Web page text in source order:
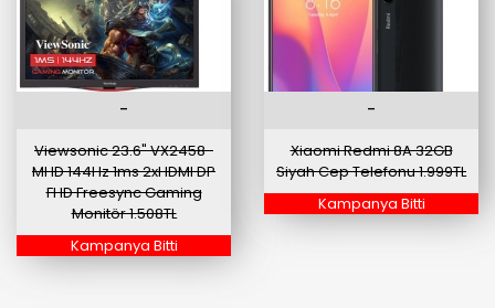
-
Viewsonic 23.6" VX2458-
MHD 144Hz 1ms 2xHDMI DP
FHD Freesync Gaming
Monitör 1.508TL
Kampanya Bitti
-
Xiaomi Redmi 8A 32GB
Siyah Cep Telefonu 1.999TL
Kampanya Bitti